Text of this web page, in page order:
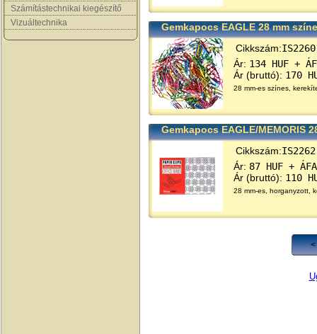
Számítástechnikai kiegészítő
Vizuáltechnika
Gemkapocs EAGLE 28 mm
Cikkszám:IS2260
Ár: 134 HUF +
Ár (bruttó): 170
28 mm-es színes,
Gemkapocs EAGLE/MEMORIS
Cikkszám:IS2262
Ár: 87 HUF + ÁFA
Ár (bruttó): 110
28 mm-es, horganyzott,
<